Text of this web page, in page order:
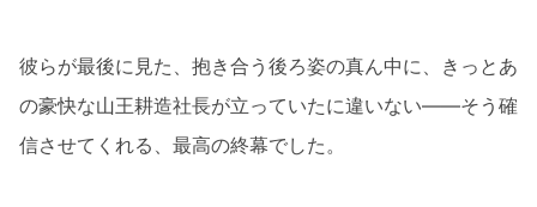
彼らが最後に見た、抱き合う後ろ姿の真ん中に、きっとあ
の豪快な山王耕造社長が立っていたに違いない――そう確
信させてくれる、最高の終幕でした。